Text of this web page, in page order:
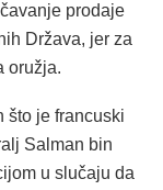
prodaje
Država, jer za
oružja.
što je francuski
Salman bin
u slučaju da